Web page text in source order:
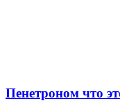
Пенетроном что